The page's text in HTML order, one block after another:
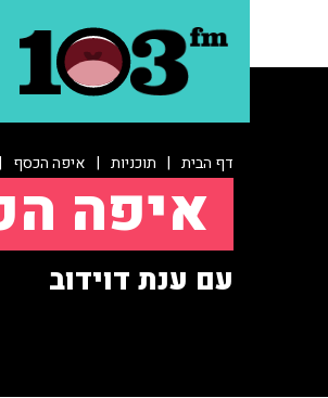
דף הבית | תוכניות | איפה הכסף
איפה
עם ענת דוידוב